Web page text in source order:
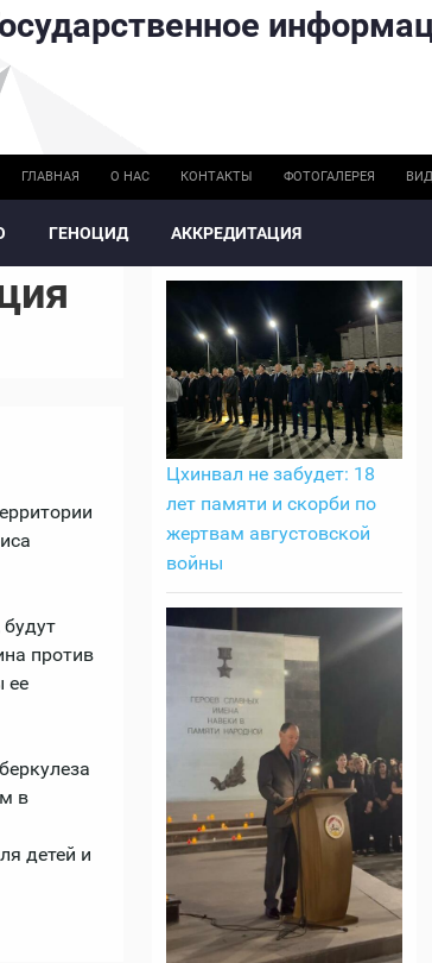
ГЛАВНАЯ О НАС КОНТАКТЫ ФОТОГАЛЕРЕЯ
ГЕНОЦИД АККРЕДИТАЦИЯ
против
ее
в
детей и
Цхинвал не забудет: 18
лет памяти и скорби по
жертвам августовской
войны